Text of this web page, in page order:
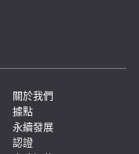
關於我們
據點
永續發展
認證